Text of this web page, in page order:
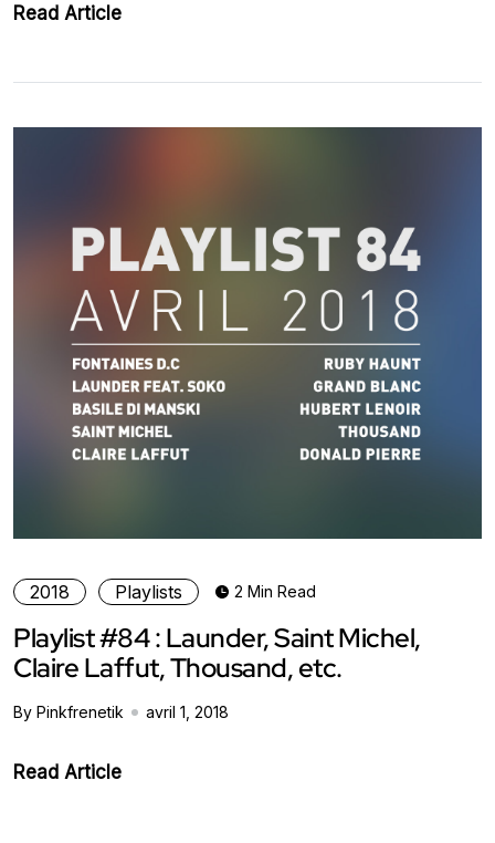
Read Article
2018 Playlists 2 Min Read
Playlist #84 : Launder, Saint Michel,
Claire Laffut, Thousand, etc.
By Pinkfrenetik avril 1, 2018
Read Article